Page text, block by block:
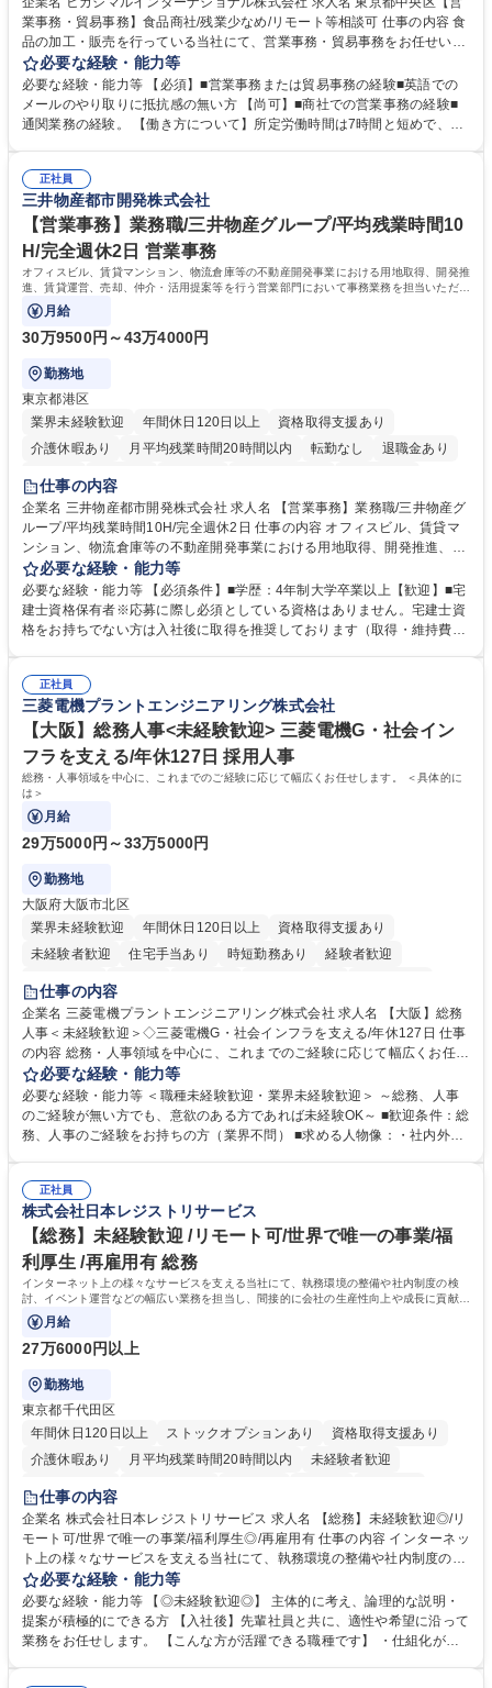
業事務・貿易事務】食品商社/残業少なめ/リモート等相談可 仕事の内容 食
品の加工・販売を行っている当社にて、営業事務・貿易事務をお任せいた
します。営業社員のサポートポジションとして、受発注から海外工場との
調整まで幅広く対応し、当社事業の根幹を支えていただきます。 ■受発注
業務、請求書発行 ■海外工場とのスケジュール調整 ■在庫管理 ■輸入書類
の確認・作成 ■配送手配 ■通関業者を通して行う輸出入業全般 ■倉庫との
ルプロデュースしているため、商品に関わる全ての業務をサポート頂きま
す。 募集職種 東京都中央区【営業事務・貿易事務】食品商社/残業少なめ/
リモート等相談可
必要な経験・能力等
必要な経験・能力等 【必須】■営業事務または貿易事務の経験■英語での
メールのやり取りに抵抗感の無い方 【尚可】■商社での営業事務の経験■
通関業務の経験。 【働き方について】所定労働時間は7時間と短めで、残
の強み】1991年の設立以来、外食産業を中心としたお客様の多様なニー
ズに沿った冷凍水産物等の生産・輸入・販売を一貫して手掛けています。
自社工場と海外拠点の強固な連携によるワンストップサービスが最大の強
みです。 学歴・資格 学歴：大学院 大学 語学力：英語 資格：
正社員
三井物産都市開発株式会社
【営業事務】業務職/三井物産グループ/平均残業時間10
H/完全週休2日 営業事務
オフィスビル、賃貸マンション、物流倉庫等の不動産開発事業における用地取得、開発推
進、賃貸運営、売却、仲介・活用提案等を行う営業部門において事務業務を担当いただき
ます。
月給
30万9500円～43万4000円
勤務地
東京都港区
業界未経験歓迎
年間休日120日以上
資格取得支援あり
介護休暇あり
月平均残業時間20時間以内 転勤なし
退職金あり
在宅OK
賞与あり
駅近5分以内
土日祝休み 寮・社宅あり
仕事の内容
企業名 三井物産都市開発株式会社 求人名 【営業事務】業務職/三井物産グ
ループ/平均残業時間10H/完全週休2日 仕事の内容 オフィスビル、賃貸マ
ンション、物流倉庫等の不動産開発事業における用地取得、開発推進、賃
貸運営、売却、仲介・活用提案等を行う営業部門において事務業務を担当
いただきます。 【詳細】・契約書管理、契約書製本、捺印対応、ファイリ
ング、登記簿取得、調書取得・支払業務（各種費用支払、支払管理、請
求・支払データ登録、取引先マスター申請対応）・予算作成及び予実管
の他に担当頂く業務が発生する場合があります。 募集職種 【営業事務】
業務職/三井物産グループ/平均残業時間10H/完全週休2日
必要な経験・能力等
必要な経験・能力等 【必須条件】■学歴：4年制大学卒業以上【歓迎】■宅
建士資格保有者※応募に際し必須としている資格はありません。宅建士資
格をお持ちでない方は入社後に取得を推奨しております（取得・維持費用
ション力がある方。 ・チャレンジを厭わず、粘り強く業務に取り組める
方。多様な関係者と謙虚に信頼関係を構築でき、期限を意識したスケジュ
ール管理が出来る方。※将来的に他部署（営業部門、コーポレート部門）
へのジョブローテーションの可能性があります。 学歴・資格 学歴：大学
院 大学 語学力： 資格：宅地建物取引士
正社員
三菱電機プラントエンジニアリング株式会社
【大阪】総務人事<未経験歓迎> 三菱電機G・社会イン
フラを支える/年休127日 採用人事
総務・人事領域を中心に、これまでのご経験に応じて幅広くお任せします。 ＜具体的に
は＞
月給
29万5000円～33万5000円
勤務地
大阪府大阪市北区
業界未経験歓迎
年間休日120日以上
資格取得支援あり
未経験者歓迎
住宅手当あり 時短勤務あり
経験者歓迎
退職金あり
駅近5分以内
土日祝休み 服装自由 寮・社宅あり 食事補助あり
仕事の内容
企業名 三菱電機プラントエンジニアリング株式会社 求人名 【大阪】総務
人事＜未経験歓迎＞◇三菱電機G・社会インフラを支える/年休127日 仕事
の内容 総務・人事領域を中心に、これまでのご経験に応じて幅広くお任せ
します。 ＜具体的には＞ ・総務/人事労務（給与・社保・勤怠管理など）
・採用・教育研修 ・福利厚生運用 など ※基本的には事務所勤務ですが、
採用や教育等の業務内容により、関西圏以外への日帰り・宿泊を伴う国内
出張もございます。 ※担当業務を持ちつつ、お互いに助け合いながら、総
必要な経験・能力等
必要な経験・能力等 ＜職種未経験歓迎・業界未経験歓迎＞ ～総務、人事
のご経験が無い方でも、意欲のある方であれば未経験OK～ ■歓迎条件：総
務、人事のご経験をお持ちの方（業界不問） ■求める人物像：・社内外の
正社員
株式会社日本レジストリサービス
【総務】未経験歓迎 /リモート可/世界で唯一の事業/福
利厚生 /再雇用有 総務
インターネット上の様々なサービスを支える当社にて、執務環境の整備や社内制度の検
討、イベント運営などの幅広い業務を担当し、間接的に会社の生産性向上や成長に貢献し
ている部署です。
月給
27万6000円以上
勤務地
東京都千代田区
年間休日120日以上
ストックオプションあり
資格取得支援あり
介護休暇あり
月平均残業時間20時間以内
未経験者歓迎
住宅手当あり
完全週休2日制
交通費支給 駅近5分以内 土日祝休み 服装自由
仕事の内容
企業名 株式会社日本レジストリサービス 求人名 【総務】未経験歓迎◎/リ
モート可/世界で唯一の事業/福利厚生◎/再雇用有 仕事の内容 インターネッ
ト上の様々なサービスを支える当社にて、執務環境の整備や社内制度の検
討、イベント運営などの幅広い業務を担当し、間接的に会社の生産性向上
や成長に貢献している部署です。 会社の全メンバーが安心して長く成果を
発揮できる環境を整えるために、毎日のメンテナンスや維持管理に加え、
新たな施策検討を積極的に行っていただき、会社全体を巻き込み課題解決
必要な経験・能力等
必要な経験・能力等 【◎未経験歓迎◎】 主体的に考え、論理的な説明・
提案が積極的にできる方 【入社後】先輩社員と共に、適性や希望に沿って
業務をお任せします。 【こんな方が活躍できる職種です】 ・仕組化が好